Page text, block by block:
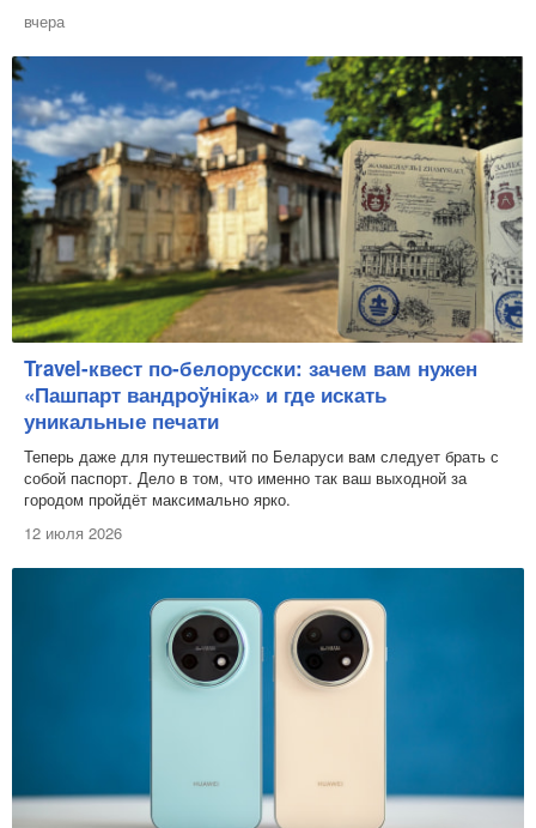
вчера
Travel-квест по-белорусски: зачем вам нужен
«Пашпарт вандроўніка» и где искать
уникальные печати
Теперь даже для путешествий по Беларуси вам следует брать с
собой паспорт. Дело в том, что именно так ваш выходной за
городом пройдёт максимально ярко.
12 июля 2026